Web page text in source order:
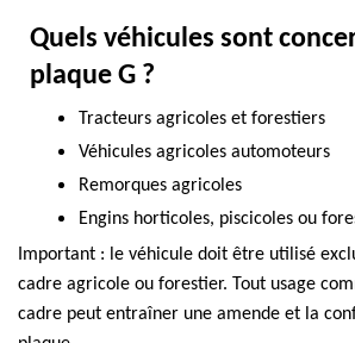
Quels véhicules sont
plaque G ?
Tracteurs agricoles et forestiers
Véhicules agricoles automoteurs
Remorques agricoles
Engins horticoles, piscicoles ou
Important : le véhicule doit être utilisé
cadre agricole ou forestier. Tout usage
cadre peut entraîner une amende et la